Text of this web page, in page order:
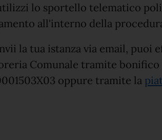
lo sportello telematico
all'interno della
la tua istanza via email, puoi
Comunale tramite bonifico
oppure tramite la